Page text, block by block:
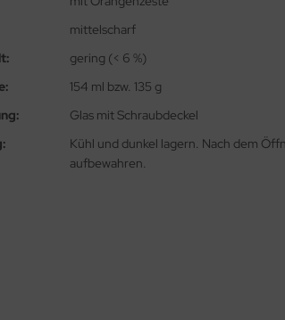
mittelscharf
gering (< 6 %)
154 ml bzw. 135 g
Glas mit Schraubdeckel
Kühl und dunkel lagern. Nach dem
aufbewahren.